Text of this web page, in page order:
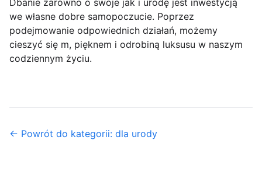
Dbanie zarówno o swoje jak i urodę jest inwestycją
we własne dobre samopoczucie. Poprzez
podejmowanie odpowiednich działań, możemy
cieszyć się m, pięknem i odrobiną luksusu w naszym
codziennym życiu.
← Powrót do kategorii: dla urody